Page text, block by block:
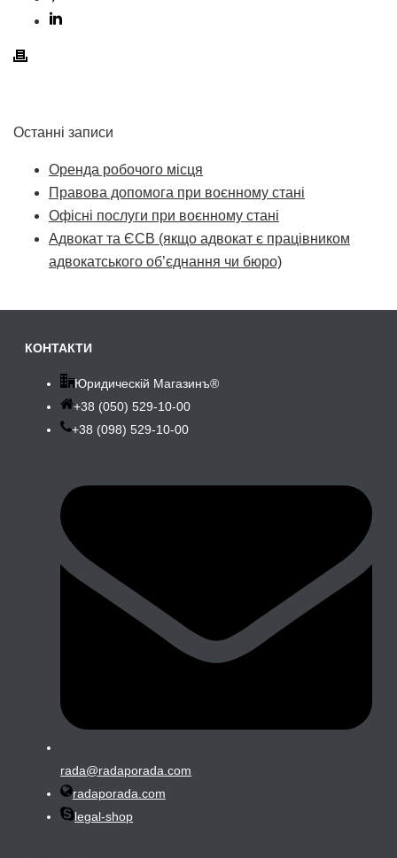
Останні записи
Оренда робочого місця
Правова допомога при воєнному стані
Офісні послуги при воєнному стані
Адвокат та ЄСВ (якщо адвокат є працівником
адвокатського об’єднання чи бюро)
КОНТАКТИ
Юридическій Магазинъ®
+38 (050) 529-10-00
+38 (098) 529-10-00
rada@radaporada.com
radaporada.com
legal-shop